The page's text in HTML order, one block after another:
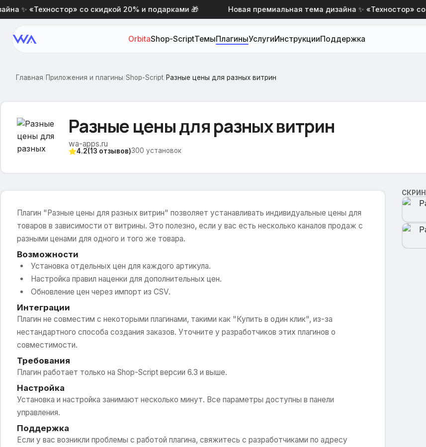
✨ «Техностор» со скидкой 20% и подарками 🎁 Новая премиальная тема дизайна ✨ «Техностор» со
OrbitaShop-ScriptТемыПлагиныУслугиИнструкцииПоддержка
Главная/Приложения и плагины/Shop-Script/Разные цены для разных витрин
Разные цены для разных витрин
wa-apps.ru
4.2(13 отзывов)300 установок
Плагин "Разные цены для разных витрин" позволяет устанавливать индивидуальные цены для
товаров в зависимости от витрины. Это полезно, если у вас есть несколько каналов продаж с
разными ценами для одного и того же товара.
Возможности
Установка отдельных цен для каждого артикула.
Настройка правил наценки для дополнительных цен.
Обновление цен через импорт из CSV.
Интеграции
Плагин не совместим с некоторыми плагинами, такими как "Купить в один клик", из-за
нестандартного способа создания заказов. Уточните у разработчиков этих плагинов о
совместимости.
Требования
Плагин работает только на Shop-Script версии 6.3 и выше.
Настройка
Установка и настройка занимают несколько минут. Все параметры доступны в панели
управления.
Поддержка
Если у вас возникли проблемы с работой плагина, свяжитесь с разработчиками по адресу